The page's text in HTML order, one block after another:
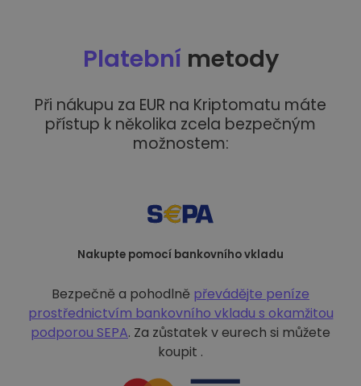
Platební metody
Při nákupu za EUR na Kriptomatu máte
přístup k několika zcela bezpečným
možnostem:
Nakupte pomocí bankovního vkladu
Bezpečně a pohodlně převádějte peníze
prostřednictvím bankovního vkladu s okamžitou
podporou SEPA. Za zůstatek v eurech si můžete
koupit .